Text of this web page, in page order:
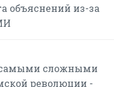
объяснений из-за
самыми сложными
революции -